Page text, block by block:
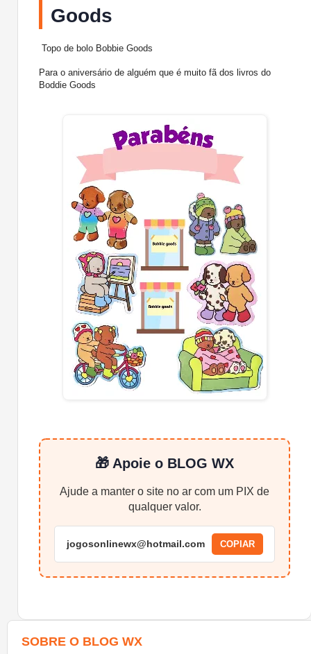
Goods
Topo de bolo Bobbie Goods
Para o aniversário de alguém que é muito fã dos livros do
Boddie Goods
🎁 Apoie o BLOG WX
Ajude a manter o site no ar com um PIX de
qualquer valor.
jogosonlinewx@hotmail.com COPIAR
SOBRE O BLOG WX